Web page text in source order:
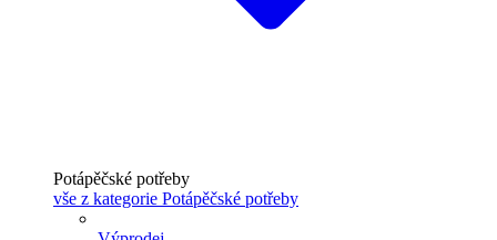
Potápěčské potřeby
vše z kategorie Potápěčské potřeby